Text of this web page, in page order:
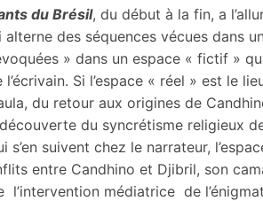
du Brésil, du début à la fin, a
des séquences vécues dans
» dans un espace « fictif »
Si l’espace « réel » est le
du retour aux origines de
du syncrétisme religieux
s’en suivent chez le narrateur,
entre Candhino et Djibril, son
l’intervention médiatrice de